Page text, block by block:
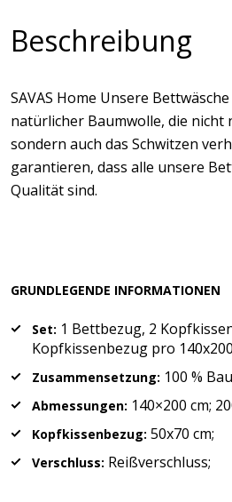
Beschreibung
SAVAS Home Unsere
natürlicher Baumwolle, die nicht
sondern auch das Schwitzen
garantieren, dass alle unsere
Qualität sind.
GRUNDLEGENDE INFORMATIONEN
Set: 1 Bettbezug, 2
Kopfkissenbezug pro
Zusammensetzung: 100 %
Abmessungen: 140×200 cm;
Kopfkissenbezug: 50x70 cm;
Verschluss: Reißverschluss;